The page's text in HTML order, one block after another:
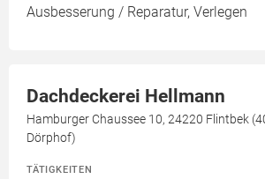
Ausbesserung / Reparatur, Verlegen
Dachdeckerei Hellmann
Hamburger Chaussee 10, 24220 Flintbek
Dörphof)
TÄTIGKEITEN